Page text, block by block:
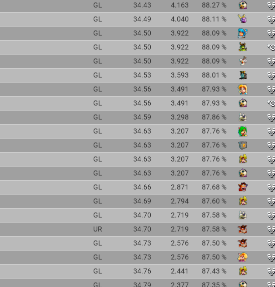
GL 34.43 4.163 88.27 %
GL 34.49 4.040 88.11 %
GL 34.50 3.922 88.09 %
GL 34.50 3.922 88.09 %
GL 34.50 3.922 88.09 %
GL 34.53 3.593 88.01 %
GL 34.56 3.491 87.93 %
GL 34.56 3.491 87.93 %
GL 34.59 3.298 87.86 %
GL 34.63 3.207 87.76 %
GL 34.63 3.207 87.76 %
GL 34.63 3.207 87.76 %
GL 34.63 3.207 87.76 %
GL 34.66 2.871 87.68 %
GL 34.69 2.794 87.60 %
GL 34.70 2.719 87.58 %
UR 34.70 2.719 87.58 %
GL 34.73 2.576 87.50 %
GL 34.73 2.576 87.50 %
GL 34.76 2.441 87.43 %
GL 34.79 2.377 87.35 %